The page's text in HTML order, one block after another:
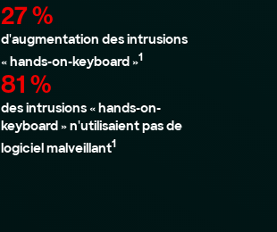
27 %
d'augmentation des intrusions
« hands-on-keyboard »1
81 %
des intrusions « hands-on-
keyboard » n'utilisaient pas de
logiciel malveillant1